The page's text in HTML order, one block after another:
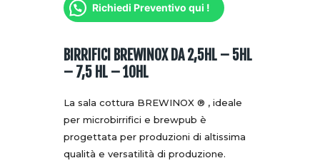
Richiedi Preventivo qui !
BIRRIFICI BREWINOX DA 2,5HL – 5HL
– 7,5 HL – 10HL
La sala cottura BREWINOX ® , ideale
per microbirrifici e brewpub è
progettata per produzioni di altissima
qualità e versatilità di produzione.